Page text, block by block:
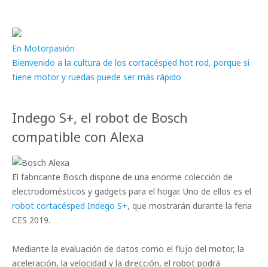
En Motorpasión
Bienvenido a la cultura de los cortacésped hot rod, porque si
tiene motor y ruedas puede ser más rápido
Indego S+, el robot de Bosch
compatible con Alexa
El fabricante Bosch dispone de una enorme colección de
electrodomésticos y gadgets para el hogar. Uno de ellos es el
robot cortacésped Indego S+, que mostrarán durante la feria
CES 2019.
Mediante la evaluación de datos como el flujo del motor, la
aceleración, la velocidad y la dirección, el robot podrá